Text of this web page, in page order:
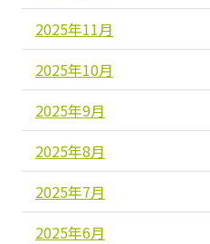
2025年11月
2025年10月
2025年9月
2025年8月
2025年7月
2025年6月